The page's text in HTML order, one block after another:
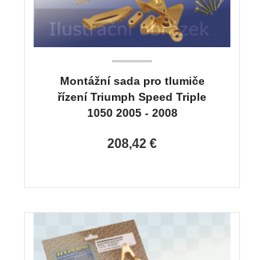
Montážní sada pro tlumiče
řízení Triumph Speed Triple
1050 2005 - 2008
208,42 €